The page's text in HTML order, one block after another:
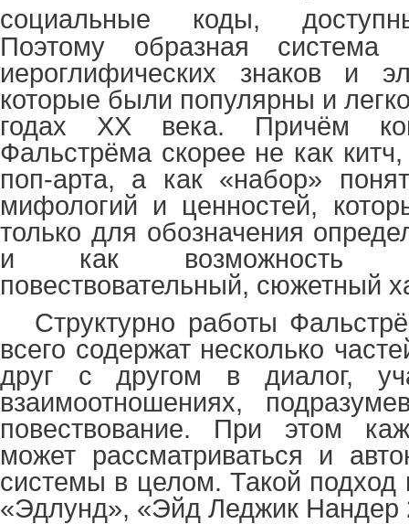
социальные коды,
Поэтому образная система
иероглифических знаков и
которые были популярны и
годах XX века. Причём
Фальстрёма скорее не как
поп-арта, а как «набор»
мифологий и ценностей,
только для обозначения
и как возможность
повествовательный, сюжетный
Структурно работы
всего содержат несколько
друг с другом в диалог,
взаимоотношениях,
повествование. При этом
может рассматриваться и
системы в целом. Такой
«Эдлунд», «Эйд Леджик Нандер